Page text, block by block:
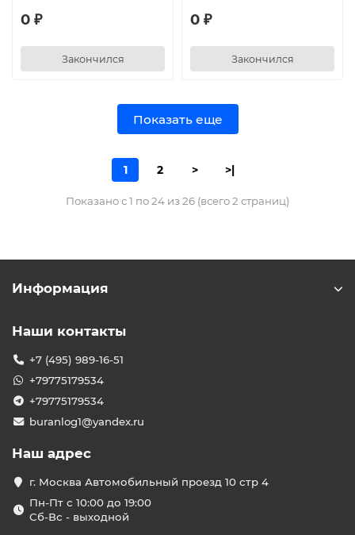
0 ₽
Закончился
0 ₽
Закончился
Показать еще
1 2 > >|
Показано с 1 по 24 из 26 (всего 2 страниц)
Информация
Наши контакты
+7 (495) 989-16-51
+79775179534
+79775179534
buranlog1@yandex.ru
Наш адрес
г. Москва Автомобильный проезд 10 стр 4
Пн-Пт с 10:00 до 19:00
Сб-Вс - выходной